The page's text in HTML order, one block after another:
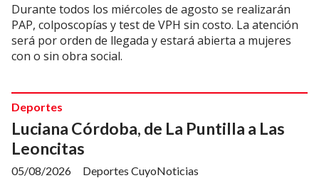
Durante todos los miércoles de agosto se realizarán
PAP, colposcopías y test de VPH sin costo. La atención
será por orden de llegada y estará abierta a mujeres
con o sin obra social.
Luciana Córdoba, de La Puntilla a Las
Leoncitas
Deportes CuyoNoticias
Deportes
05/08/2026